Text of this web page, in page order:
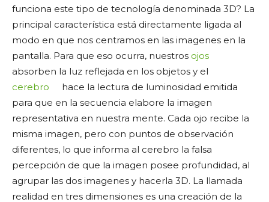
funciona este tipo de tecnología denominada 3D? La
principal característica está directamente ligada al
modo en que nos centramos en las imagenes en la
pantalla. Para que eso ocurra, nuestros ojos
absorben la luz reflejada en los objetos y el
cerebro
hace la lectura de luminosidad emitida
para que en la secuencia elabore la imagen
representativa en nuestra mente. Cada ojo recibe la
misma imagen, pero con puntos de observación
diferentes, lo que informa al cerebro la falsa
percepción de que la imagen posee profundidad, al
agrupar las dos imagenes y hacerla 3D. La llamada
realidad en tres dimensiones es una creación de la